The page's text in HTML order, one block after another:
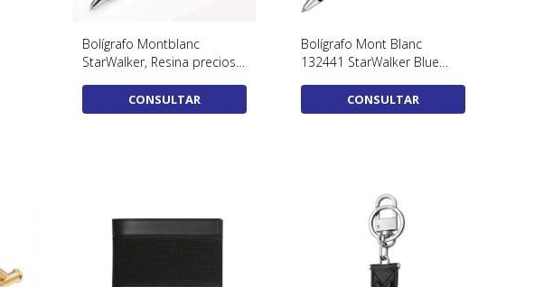
Bolígrafo Montblanc
StarWalker, Resina preciosa,
CONSULTAR
Bolígrafo Mont Blanc
132441 StarWalker Blue
CONSULTAR